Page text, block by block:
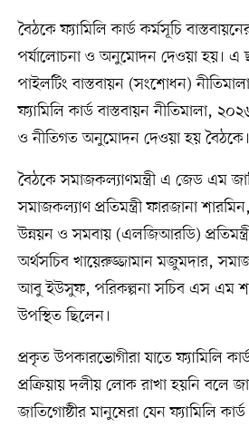
বৈঠকে ফ্যামিলি কার্ড কর্মসূচি
পর্যালোচনা ও অনুমোদন দেওয়া হয়। এ
পাইলটিং বাস্তবায়ন (সংশোধন)
ফ্যামিলি কার্ড বাস্তবায়ন নীতিমালা,
ও নীতিগত অনুমোদন দেওয়া হয় বৈঠকে।
বৈঠকে সমাজকল্যাণমন্ত্রী এ জেড এম
সমাজকল্যাণ প্রতিমন্ত্রী ফারজানা
উন্নয়ন ও সমবায় (এলজিআরডি)
অর্থসচিব খায়েরুজ্জামান মজুমদার,
আবু ইউসুফ, পরিকল্পনা সচিব এস এম
উপস্থিত ছিলেন।
প্রকৃত উপকারভোগীরা যাতে ফ্যামিলি
প্রক্রিয়ায় দলীয় লোক রাখা হয়নি বলে
জাতিগোষ্ঠীর মানুষেরা যেন ফ্যামিলি